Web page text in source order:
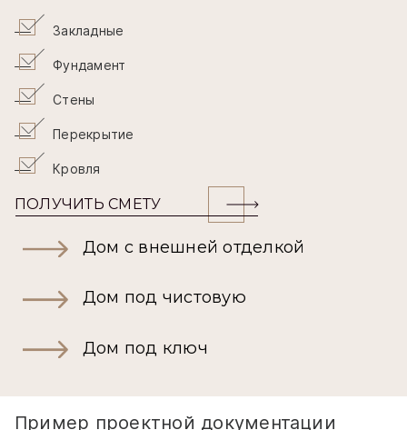
Закладные
Фундамент
Стены
Перекрытие
Кровля
ПОЛУЧИТЬ СМЕТУ
Дом с внешней отделкой
Дом под чистовую
Дом под ключ
Пример проектной документации